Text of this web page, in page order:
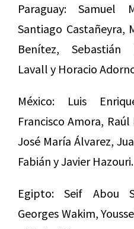
Paraguay: Samuel
Santiago Castañeyra,
Benítez, Sebastián
Lavall y Horacio
México: Luis
Francisco Amora,
José María Álvarez,
Fabián y Javier Hazouri.
Egipto: Seif Abou
Georges Wakim,